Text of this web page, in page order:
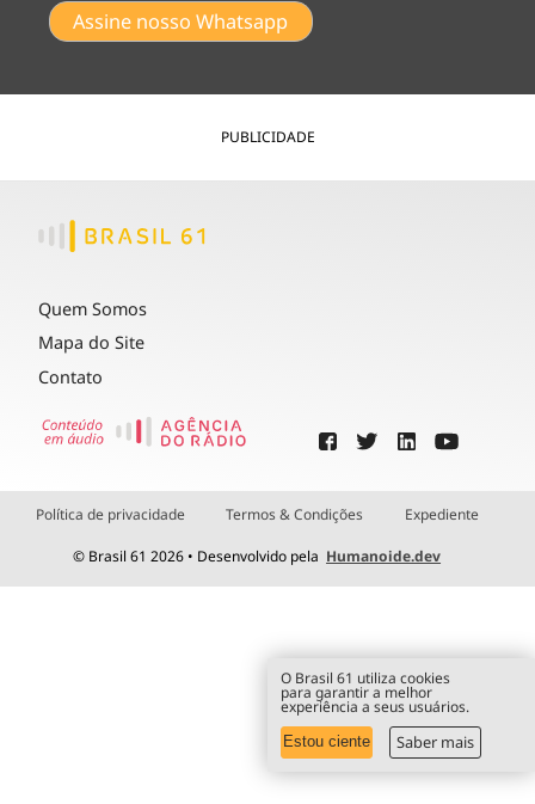
Assine nosso Whatsapp
PUBLICIDADE
Quem Somos
Mapa do Site
Contato
Política de privacidade Termos & Condições Expediente
© Brasil 61 2026 • Desenvolvido pela Humanoide.dev
O Brasil 61 utiliza cookies
para garantir a melhor
experiência a seus usuários.
Estou ciente Saber mais